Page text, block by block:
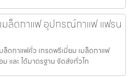
มล็ดกาแฟ อุปกรณ์กาแฟ แฟรน
ล็ดกาแฟคั่ว เกรดพรีเมี่ยม เมล็ดกาแฟ
และ ได้มาตรฐาน จัดส่งทั่วไท